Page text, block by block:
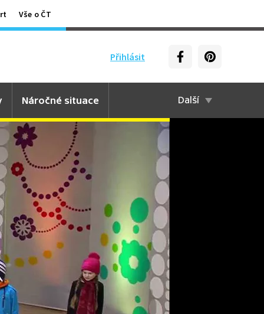
Vše o ČT
Přihlásit
Náročné situace Další